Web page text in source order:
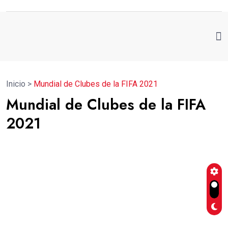
Inicio > Mundial de Clubes de la FIFA 2021
Mundial de Clubes de la FIFA
2021